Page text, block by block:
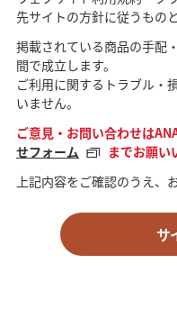
先サイトの方針に従うものと
掲載されている商品の手配
間で成立します。
ご利用に関するトラブル・
いません。
ご意見・お問い合わせは
せフォーム
までお願い
上記内容をご確認のうえ、
サ